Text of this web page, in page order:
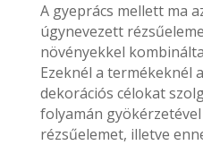
A gyeprács mellett ma
úgynevezett
növényekkel
Ezeknél a termékeknél
dekorációs célokat
folyamán
rézsűelemet, illetve